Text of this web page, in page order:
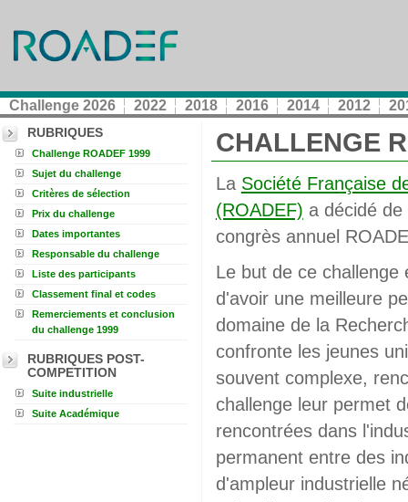
Challenge 2026 2022 2018 2016 2014 2012
RUBRIQUES
Challenge ROADEF 1999
Sujet du challenge
Critères de sélection
Prix du challenge
Dates importantes
Responsable du challenge
Liste des participants
Classement final et codes
Remerciements et conclusion
du challenge 1999
RUBRIQUES POST-
COMPETITION
Suite industrielle
Suite Académique
CHALLENGE
La Société Française
(ROADEF) a décidé
congrès annuel
Le but de ce challenge
d'avoir une meilleure
domaine de la
confronte les jeunes
souvent complexe,
challenge leur permet
rencontrées dans
permanent entre des
d'ampleur industrielle